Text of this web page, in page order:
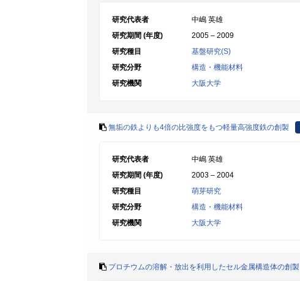
研究代表者
中嶋 英雄
研究期間 (年度)
2005 – 2009
研究種目
基盤研究(S)
研究分野
構造・機能材料
研究機関
大阪大学
無垢の鉄よりも4倍の比強度をもつ軽量高強度鉄の創製
研究代表者
中嶋 英雄
研究期間 (年度)
2003 – 2004
研究種目
萌芽研究
研究分野
構造・機能材料
研究機関
大阪大学
プロチウムの溶解・放出を利用したセル金属構造体の創製